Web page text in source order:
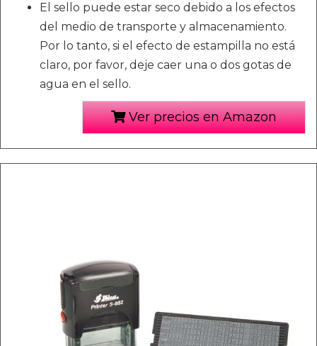
El sello puede estar seco debido a los efectos
del medio de transporte y almacenamiento.
Por lo tanto, si el efecto de estampilla no está
claro, por favor, deje caer una o dos gotas de
agua en el sello.
Ver precios en Amazon